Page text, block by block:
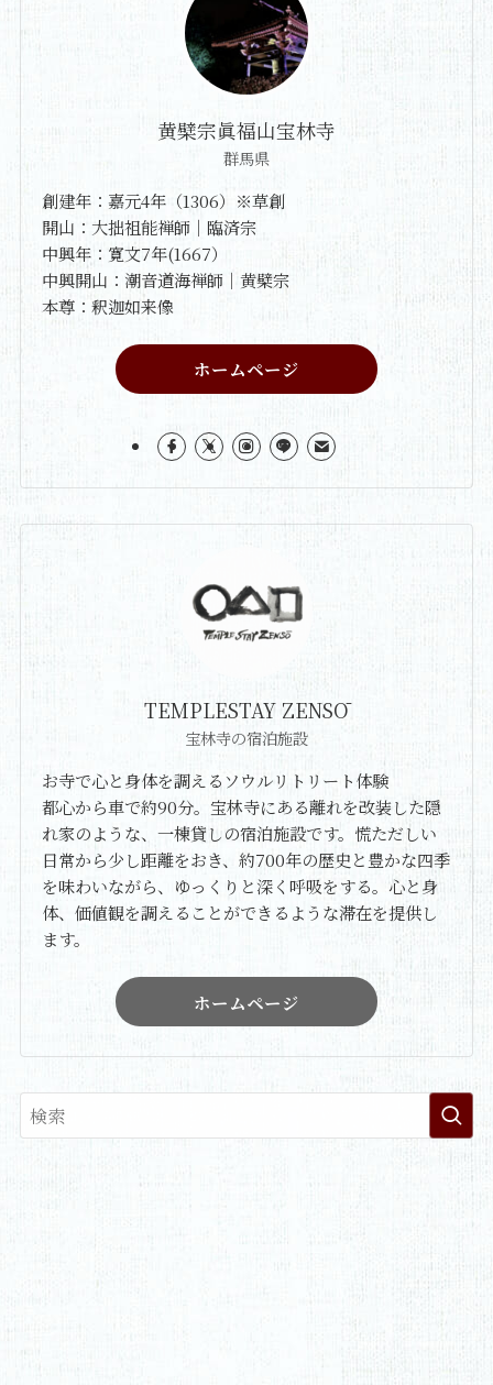
黄檗宗眞福山宝林寺
群馬県
創建年：嘉元4年（1306）※草創
開山：大拙祖能禅師｜臨済宗
中興年：寛文7年(1667）
中興開山：潮音道海禅師｜黄檗宗
本尊：釈迦如来像
ホームページ
TEMPLESTAY ZENSŌ
宝林寺の宿泊施設
お寺で心と身体を調えるソウルリトリート体験
都心から車で約90分。宝林寺にある離れを改装した隠
れ家のような、一棟貸しの宿泊施設です。慌ただしい
日常から少し距離をおき、約700年の歴史と豊かな四季
を味わいながら、ゆっくりと深く呼吸をする。心と身
体、価値観を調えることができるような滞在を提供し
ます。
ホームページ